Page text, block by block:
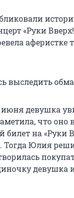
«Руки
аферистке
выследить
девушка
что оно
билет на «Руки
Юлия
девушка